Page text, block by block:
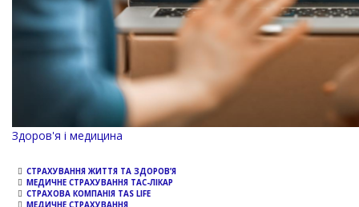
Channel
Здоров'я і медицина
СТРАХУВАННЯ ЖИТТЯ ТА ЗДОРОВ’Я
МЕДИЧНЕ СТРАХУВАННЯ ТАС-ЛІКАР
СТРАХОВА КОМПАНІЯ TAS LIFE